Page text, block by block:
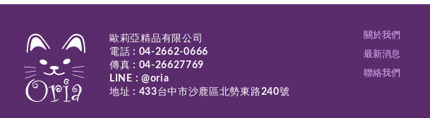
歐莉亞精品有限公司
電話 : 04-2662-0666
傳真 : 04-26627769
LINE : @oria
地址 : 433台中市沙鹿區北勢東路240號
關於我們
最新消息
聯絡我們